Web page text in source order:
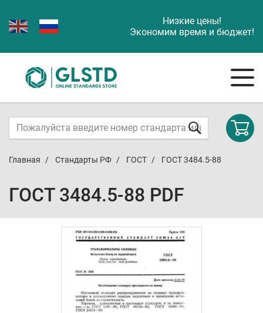
Низкие цены!
Экономим время и бюджет!
Главная Стандарты РФ ГОСТ ГОСТ 3484.5-88
ГОСТ 3484.5-88 PDF